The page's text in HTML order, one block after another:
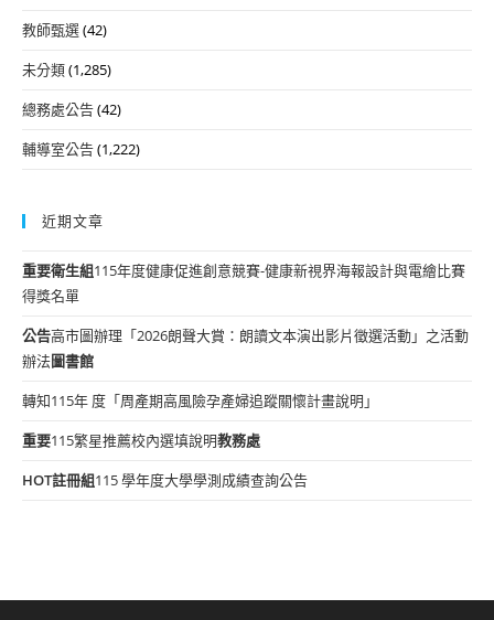
教師甄選(42)
未分類(1,285)
總務處公告(42)
輔導室公告(1,222)
近期文章
重要衛生組115年度健康促進創意競賽-健康新視界海報設計與電繪比賽
得獎名單
公告高市圖辦理「2026朗聲大賞：朗讀文本演出影片徵選活動」之活動
辦法圖書館
轉知115年 度「周產期高風險孕產婦追蹤關懷計畫說明」
重要115繁星推薦校內選填說明教務處
HOT註冊組115 學年度大學學測成績查詢公告